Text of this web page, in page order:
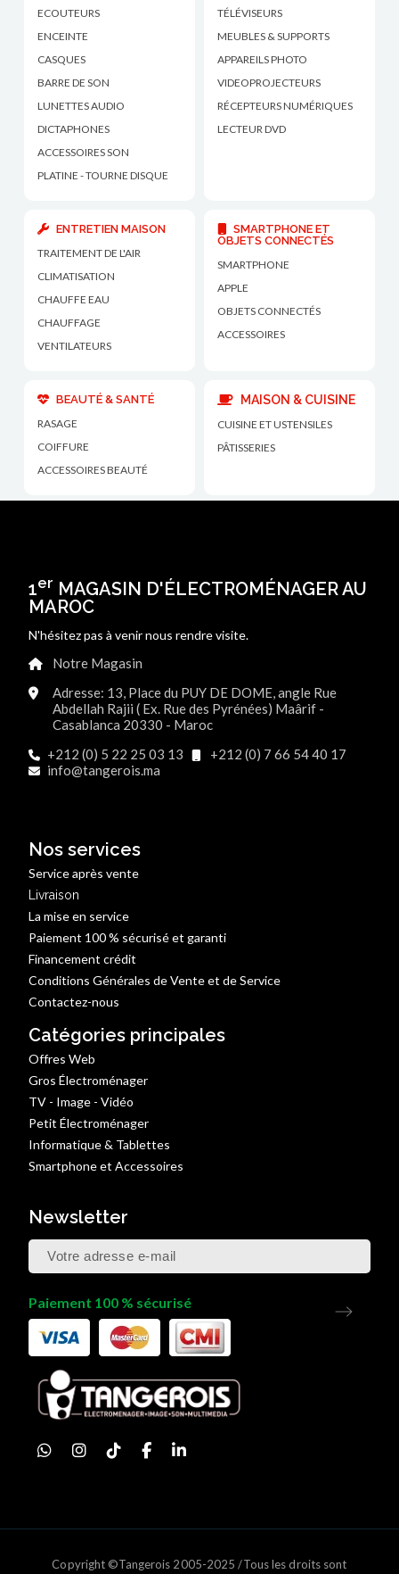
ECOUTEURS
ENCEINTE
CASQUES
BARRE DE SON
LUNETTES AUDIO
DICTAPHONES
ACCESSOIRES SON
PLATINE - TOURNE DISQUE
TÉLÉVISEURS
MEUBLES & SUPPORTS
APPAREILS PHOTO
VIDEOPROJECTEURS
RÉCEPTEURS NUMÉRIQUES
LECTEUR DVD
ENTRETIEN MAISON
TRAITEMENT DE L'AIR
CLIMATISATION
CHAUFFE EAU
CHAUFFAGE
VENTILATEURS
SMARTPHONE ET
OBJETS CONNECTÉS
SMARTPHONE
APPLE
OBJETS CONNECTÉS
ACCESSOIRES
BEAUTÉ & SANTÉ
RASAGE
COIFFURE
ACCESSOIRES BEAUTÉ
MAISON & CUISINE
CUISINE ET USTENSILES
PÂTISSERIES
1er MAGASIN D'ÉLECTROMÉNAGER AU
MAROC
N'hésitez pas à venir nous rendre visite.
Notre Magasin
Adresse: 13, Place du PUY DE DOME, angle Rue
Abdellah Rajii ( Ex. Rue des Pyrénées) Maârif -
Casablanca 20330 - Maroc
+212 (0) 5 22 25 03 13
+212 (0) 7 66 54 40 17
info@tangerois.ma
Nos services
Service après vente
Livraison
La mise en service
Paiement 100 % sécurisé et garanti
Financement crédit
Conditions Générales de Vente et de Service
Contactez-nous
Catégories principales
Offres Web
Gros Électroménager
TV - Image - Vidéo
Petit Électroménager
Informatique & Tablettes
Smartphone et Accessoires
Newsletter
Paiement 100 % sécurisé
Copyright ©Tangerois 2005-2025 /Tous les droits sont